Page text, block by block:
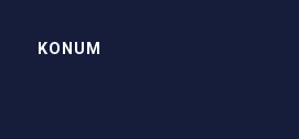
KONUM